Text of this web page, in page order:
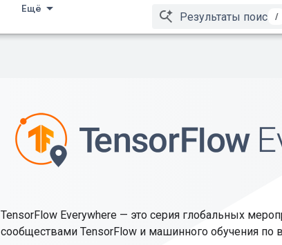
Ещё
/
TensorFlow Everywhere — это серия глобальных
сообществами TensorFlow и машинного обучения по